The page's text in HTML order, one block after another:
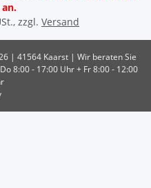
zzgl. Versand
| 41564 Kaarst | Wir beraten Sie
8:00 - 17:00 Uhr + Fr 8:00 - 12:00